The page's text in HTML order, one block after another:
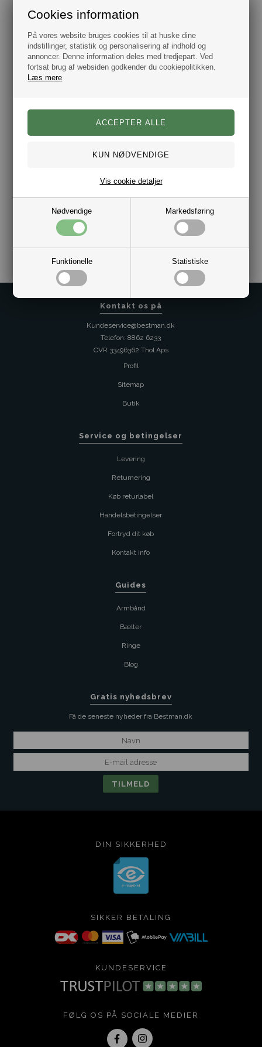
Cookies information
På vores website bruges cookies til at huske dine
indstillinger, statistik og personalisering af indhold og
annoncer. Denne information deles med tredjepart. Ved
fortsat brug af websiden godkender du cookiepolitikken.
Læs mere
Nødvendige Markedsføring
Funktionelle Statistiske
Vis cookie detaljer
1927. Lindbergh fokuserer primært på herretøj og tilbyder en
bred vifte af tøj, herunder skjorter, jakker, bukser, trøjer og
accessories. Mærket har en moderne og stilfuld tilgang til
mode, der appellerer til den moderne mand.
- Mærke: Lindbergh
- Model: Strømpe
- Farve: Sort m/ Sandfarvet Striber
- Størrelse: 40-47
1020-991088-SM-40/47
Kontakt os på
Kundeservice@bestman.dk
Telefon: 8862 6233
CVR 33496362 Thol Aps
Profil
Sitemap
Butik
Service og betingelser
Levering
Returnering
Køb returlabel
Handelsbetingelser
Fortryd dit køb
Kontakt info
Guides
Armbånd
Bælter
Ringe
Blog
Gratis nyhedsbrev
Få de seneste nyheder fra Bestman.dk
DIN SIKKERHED
SIKKER BETALING
KUNDESERVICE
FØLG OS PÅ SOCIALE MEDIER